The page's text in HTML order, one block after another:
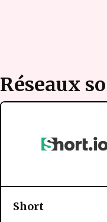
Réseaux
Short